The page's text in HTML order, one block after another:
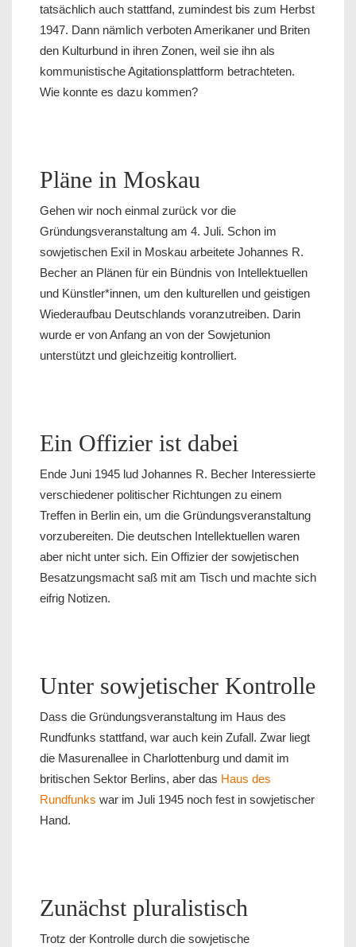
tatsächlich auch stattfand, zumindest bis zum Herbst
1947. Dann nämlich verboten Amerikaner und Briten
den Kulturbund in ihren Zonen, weil sie ihn als
kommunistische Agitationsplattform betrachteten.
Wie konnte es dazu kommen?
Pläne in Moskau
Gehen wir noch einmal zurück vor die
Gründungsveranstaltung am 4. Juli. Schon im
sowjetischen Exil in Moskau arbeitete Johannes R.
Becher an Plänen für ein Bündnis von Intellektuellen
und Künstler*innen, um den kulturellen und geistigen
Wiederaufbau Deutschlands voranzutreiben. Darin
wurde er von Anfang an von der Sowjetunion
unterstützt und gleichzeitig kontrolliert.
Ein Offizier ist dabei
Ende Juni 1945 lud Johannes R. Becher Interessierte
verschiedener politischer Richtungen zu einem
Treffen in Berlin ein, um die Gründungsveranstaltung
vorzubereiten. Die deutschen Intellektuellen waren
aber nicht unter sich. Ein Offizier der sowjetischen
Besatzungsmacht saß mit am Tisch und machte sich
eifrig Notizen.
Unter sowjetischer Kontrolle
Dass die Gründungsveranstaltung im Haus des
Rundfunks stattfand, war auch kein Zufall. Zwar liegt
die Masurenallee in Charlottenburg und damit im
britischen Sektor Berlins, aber das Haus des
Rundfunks war im Juli 1945 noch fest in sowjetischer
Hand.
Zunächst pluralistisch
Trotz der Kontrolle durch die sowjetische